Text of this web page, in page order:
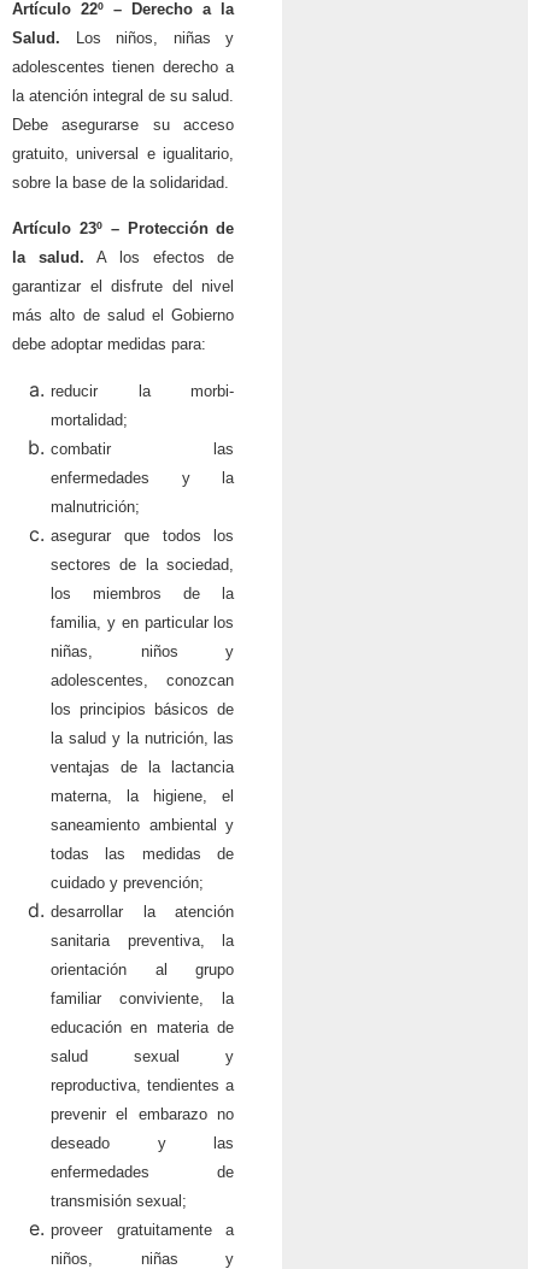
Artículo 22º – Derecho a la
Salud. Los niños, niñas y
adolescentes tienen derecho a
la atención integral de su salud.
Debe asegurarse su acceso
gratuito, universal e igualitario,
sobre la base de la solidaridad.
Artículo 23º – Protección de
la salud. A los efectos de
garantizar el disfrute del nivel
más alto de salud el Gobierno
debe adoptar medidas para:
reducir la morbi-
mortalidad;
combatir las
enfermedades y la
malnutrición;
asegurar que todos los
sectores de la sociedad,
los miembros de la
familia, y en particular los
niñas, niños y
adolescentes, conozcan
los principios básicos de
la salud y la nutrición, las
ventajas de la lactancia
materna, la higiene, el
saneamiento ambiental y
todas las medidas de
cuidado y prevención;
desarrollar la atención
sanitaria preventiva, la
orientación al grupo
familiar conviviente, la
educación en materia de
salud sexual y
reproductiva, tendientes a
prevenir el embarazo no
deseado y las
enfermedades de
transmisión sexual;
proveer gratuitamente a
niños, niñas y